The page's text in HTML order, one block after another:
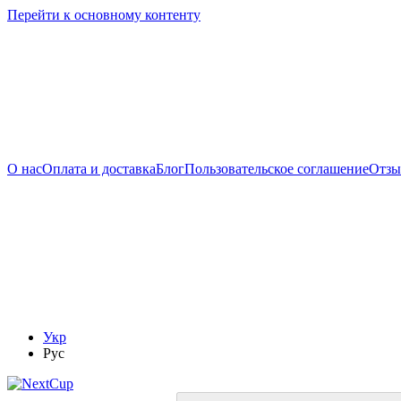
Перейти к основному контенту
О насОплата и доставкаБлогПользовательское соглашение
Укр
Рус